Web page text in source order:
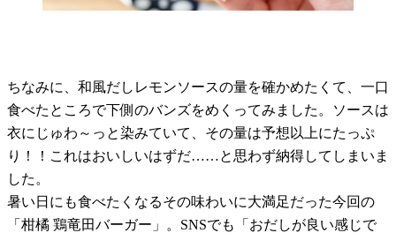
ちなみに、和風だしレモンソースの量を確かめたくて、一口
食べたところで下側のバンズをめくってみました。ソースは
衣にじゅわ～っと染みていて、その量は予想以上にたっぷ
り！！これはおいしいはずだ……と思わず納得してしまいま
した。
暑い日にも食べたくなるその味わいに大満足だった今回の
「柑橘 鶏竜田バーガー」。SNSでも「おだしが良い感じで